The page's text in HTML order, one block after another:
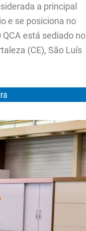
a principal
e se posiciona no
está sediado no
(CE), São Luís